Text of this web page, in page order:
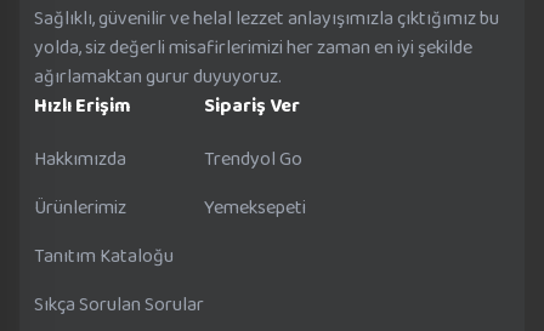
Sağlıklı, güvenilir ve helal lezzet anlayışımızla çıktığımız bu
yolda, siz değerli misafirlerimizi her zaman en iyi şekilde
ağırlamaktan gurur duyuyoruz.
Hızlı Erişim
Hakkımızda
Ürünlerimiz
Tanıtım Kataloğu
Sıkça Sorulan Sorular
Sipariş Ver
Trendyol Go
Yemeksepeti